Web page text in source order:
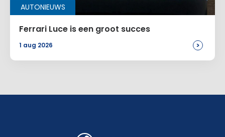
AUTONIEUWS
Ferrari Luce is een groot succes
1 aug 2026 >